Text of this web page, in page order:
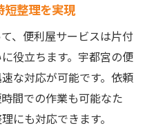
短整理を実現
、便利屋サービスは片付
役立ちます。宇都宮の便
な対応が可能です。依頼
間での作業も可能なた
にも対応できます。